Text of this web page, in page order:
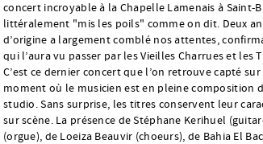
concert incroyable à la Chapelle Lamenais à Saint-
littéralement "mis les poils" comme on dit. Deux
d’origine a largement comblé nos attentes,
qui l’aura vu passer par les Vieilles Charrues et les
C’est ce dernier concert que l’on retrouve capté
moment où le musicien est en pleine composition
studio. Sans surprise, les titres conservent leur
sur scène. La présence de Stéphane Kerihuel
(orgue), de Loeiza Beauvir (choeurs), de Bahia El